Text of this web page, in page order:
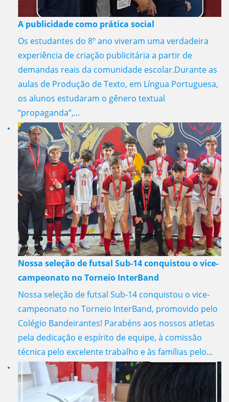
A publicidade como prática social
Os estudantes do 8º ano viveram uma verdadeira
experiência de criação publicitária a partir de
demandas reais da comunidade escolar.Durante as
aulas de Produção de Texto, em Língua Portuguesa,
os alunos estudaram o gênero textual
“propaganda”,...
Nossa seleção de futsal Sub-14 conquistou o vice-
campeonato no Torneio InterBand
Nossa seleção de futsal Sub-14 conquistou o vice-
campeonato no Torneio InterBand, promovido pelo
Colégio Bandeirantes! Parabéns aos nossos atletas
pela dedicação e espírito de equipe, à comissão
técnica pelo excelente trabalho e às famílias pelo...